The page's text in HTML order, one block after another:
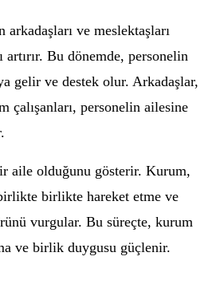
arkadaşları ve meslektaşları
artırır. Bu dönemde, personelin
gelir ve destek olur. Arkadaşlar,
çalışanları, personelin ailesine
aile olduğunu gösterir. Kurum,
birlikte hareket etme ve
vurgular. Bu süreçte, kurum
ve birlik duygusu güçlenir.